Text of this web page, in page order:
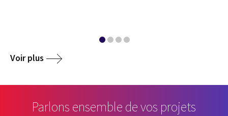
Voir plus
Parlons ensemble de vos projets